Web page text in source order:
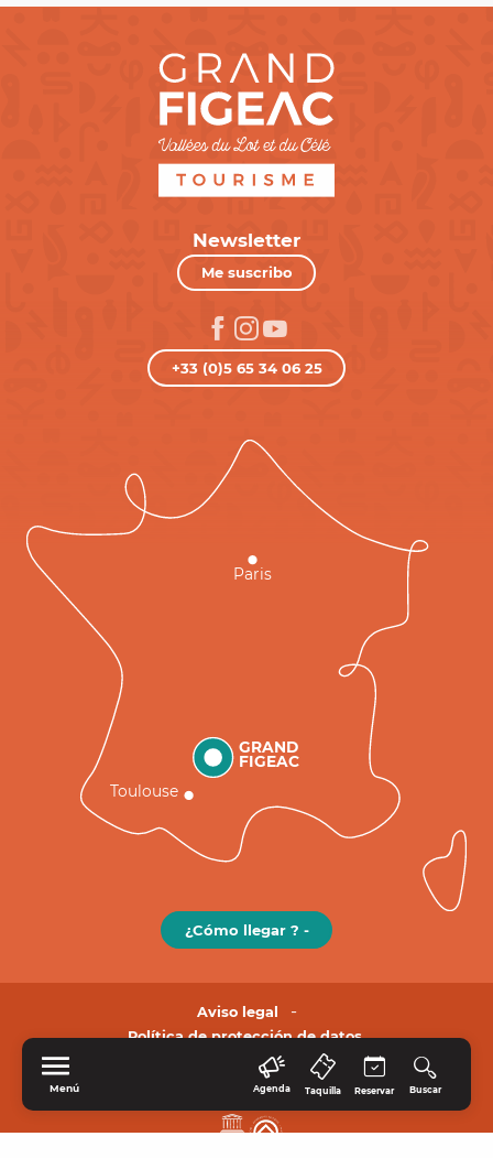
Menú Agenda Taquilla Reservar Buscar
Newsletter
Me suscribo
+33 (0)5 65 34 06 25
GRAND
FIGEAC
Toulouse
Paris
¿Cómo llegar ? -
Aviso legal
Política de protección de datos.